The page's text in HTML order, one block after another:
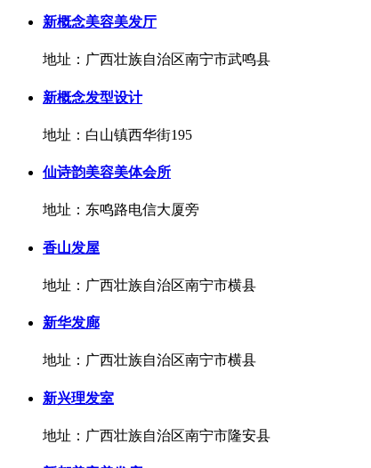
新概念美容美发厅
地址：广西壮族自治区南宁市武鸣县
新概念发型设计
地址：白山镇西华街195
仙诗韵美容美体会所
地址：东鸣路电信大厦旁
香山发屋
地址：广西壮族自治区南宁市横县
新华发廊
地址：广西壮族自治区南宁市横县
新兴理发室
地址：广西壮族自治区南宁市隆安县